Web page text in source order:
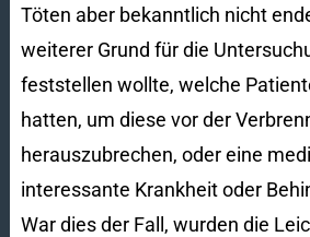
Töten aber bekanntlich nicht
weiterer Grund für die
feststellen wollte, welche
hatten, um diese vor der
herauszubrechen, oder eine
interessante Krankheit oder
War dies der Fall, wurden die